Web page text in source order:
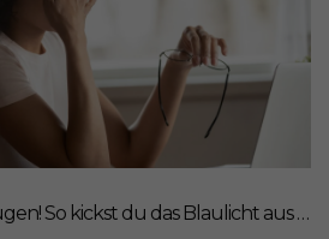
Schluss mit müden Augen! So kickst du das Blaulicht aus deinem Leben